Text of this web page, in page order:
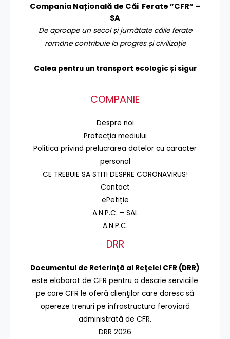
Compania Națională de Căi Ferate ”CFR” –
SA
De aproape un secol și jumătate căile ferate
române contribuie la progres și civilizație
Calea pentru un transport ecologic și sigur
COMPANIE
Despre noi
Protecţia mediului
Politica privind prelucrarea datelor cu caracter
personal
CE TREBUIE SA STITI DESPRE CORONAVIRUS!
Contact
ePetiție
A.N.P.C. – SAL
A.N.P.C.
DRR
Documentul de Referinţă al Reţelei CFR (DRR)
este elaborat de CFR pentru a descrie serviciile
pe care CFR le oferă clienţilor care doresc să
opereze trenuri pe infrastructura feroviară
administrată de CFR.
DRR 2026